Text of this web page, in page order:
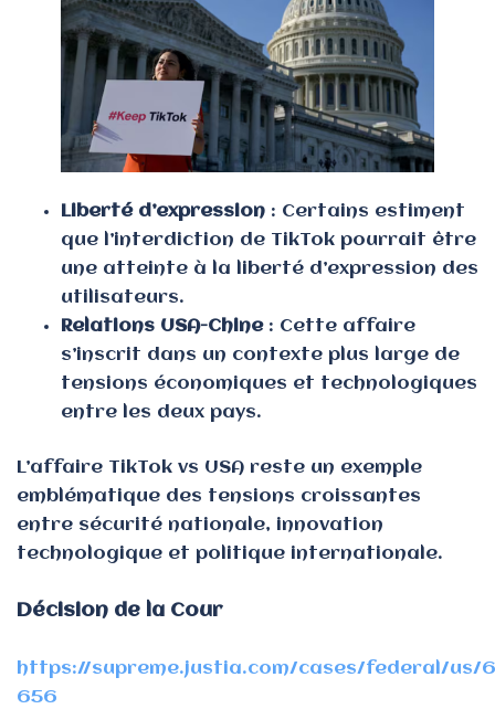
Liberté d’expression : Certains estiment
que l’interdiction de TikTok pourrait être
une atteinte à la liberté d’expression des
utilisateurs.
Relations USA-Chine: Cette affaire
s’inscrit dans un contexte plus large de
tensions économiques et technologiques
entre les deux pays.
L’affaire TikTok vs USA reste un exemple
emblématique des tensions croissantes
entre sécurité nationale, innovation
technologique et politique internationale.
Décision de la Cour
https://supreme.justia.com/cases/federal/us/
656